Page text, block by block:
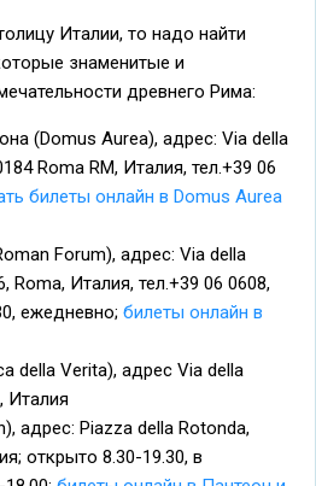
Италии, то надо найти
знаменитые и
древнего Рима:
(Domus Aurea), адрес: Via della
Roma RM, Италия, тел.+39 06
билеты онлайн в Domus Aurea
Forum), адрес: Via della
Roma, Италия, тел.+39 06 0608,
ежедневно; билеты онлайн в
della Verita), адрес Via della
Италия
адрес: Piazza della Rotonda,
открыто 8.30-19.30, в